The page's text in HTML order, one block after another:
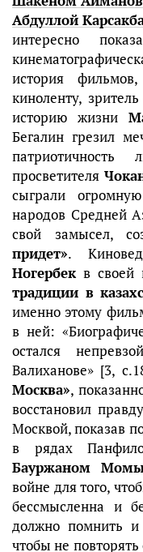
Абдуллой
интересно
история
киноленту,
историю жизни
Бегалин грезил
патриотичность
просветителя
сыграли
народов Средней
свой замысел,
придет».
Ногербекв своей
традиции в
именно этому
в ней:
остался
Валиханове» [3,
Москва»,
восстановил
Москвой, показав
в рядах
Бауржаном
войне для того,
бессмысленна и
должно помнить и
чтобы не